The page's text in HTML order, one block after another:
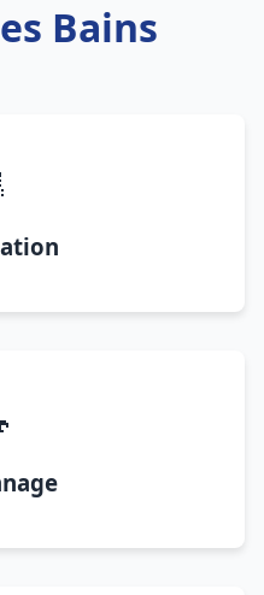
Bains